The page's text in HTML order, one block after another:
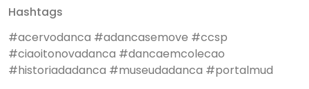
Hashtags
#acervodanca #adancasemove #ccsp
#ciaoitonovadanca #dancaemcolecao
#historiadadanca #museudadanca #portalmud